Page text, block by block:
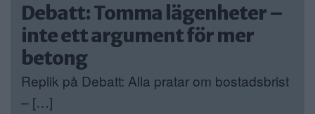
Debatt: Tomma lägenheter –
inte ett argument för mer
betong
Replik på Debatt: Alla pratar om bostadsbrist
– […]